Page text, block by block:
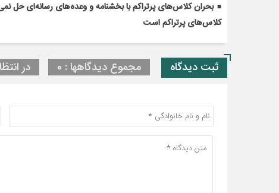
کلاس‌های پرتراکم است
ثبت دیدگاه مجموع دیدگاهها : 0 در